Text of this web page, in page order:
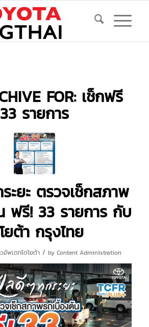
FOR: เช็กฟรี
33 รายการ
ยะ ตรวจเช็กสภาพ
ฟรี! 33 รายการ กับ
ยต้า กรุงไทย
อัพเดทโตโยต้า / byContent Administration